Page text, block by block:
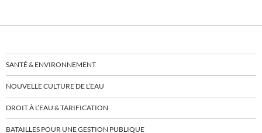
SANTÉ & ENVIRONNEMENT
NOUVELLE CULTURE DE L’EAU
DROIT À L’EAU & TARIFICATION
BATAILLES POUR UNE GESTION PUBLIQUE